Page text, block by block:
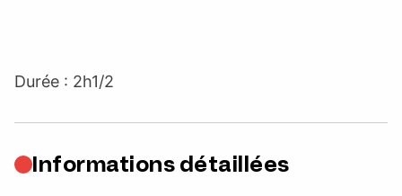
Durée : 2h1/2
Informations détaillées